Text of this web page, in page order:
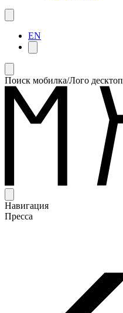
EN
Поиск мобилка/Лого десктоп
Навигация
Пресса